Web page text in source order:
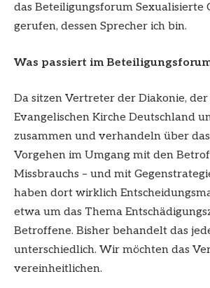
das Beteiligungsforum Sexualisierte
gerufen, dessen Sprecher ich bin.
Was passiert im
Da sitzen Vertreter der Diakonie,
Evangelischen Kirche Deutschland
zusammen und verhandeln über
Vorgehen im Umgang mit den
Missbrauchs – und mit
haben dort wirklich
etwa um das Thema
Betroffene. Bisher behandelt das
unterschiedlich. Wir möchten das
vereinheitlichen.